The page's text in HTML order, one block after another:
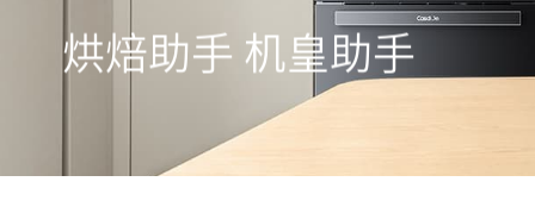
烘焙助手 机皇助手